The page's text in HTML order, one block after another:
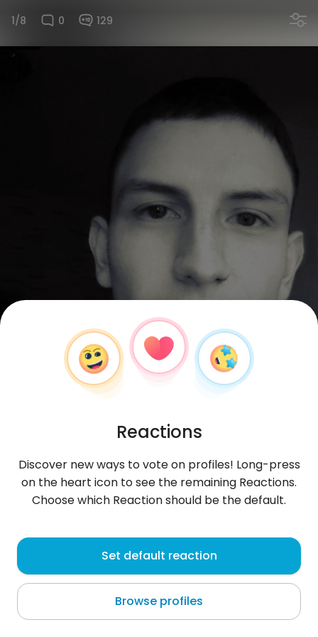
1/8 0 129
Salvator
Zielona Góra
Chcesz żeby zwaliła Cię z nóg i unosiła w powietrzu.
Żebyś śpiewała z zachwytu i tańczyła niczym
Reactions
Discover new ways to vote on profiles! Long-press
on the heart icon to see the remaining Reactions.
Choose which Reaction should be the default.
Set default reaction
Browse profiles